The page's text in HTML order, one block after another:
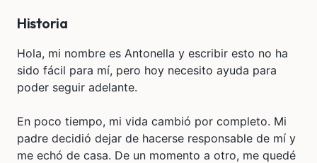
Historia
Hola, mi nombre es Antonella y escribir esto no ha
sido fácil para mí, pero hoy necesito ayuda para
poder seguir adelante.
En poco tiempo, mi vida cambió por completo. Mi
padre decidió dejar de hacerse responsable de mí y
me echó de casa. De un momento a otro, me quedé